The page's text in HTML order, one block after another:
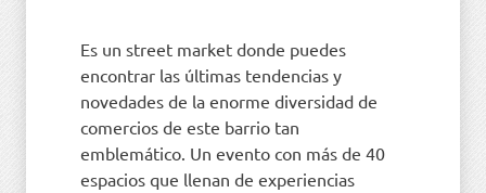
Es un street market donde puedes
encontrar las últimas tendencias y
novedades de la enorme diversidad de
comercios de este barrio tan
emblemático. Un evento con más de 40
espacios que llenan de experiencias